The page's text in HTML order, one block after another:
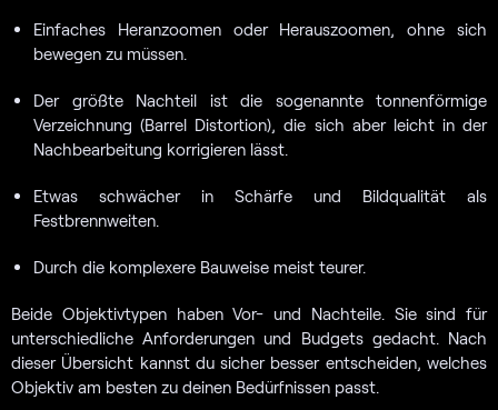
Einfaches Heranzoomen oder Herauszoomen, ohne sich
bewegen zu müssen.
Der größte Nachteil ist die sogenannte tonnenförmige
Verzeichnung (Barrel Distortion), die sich aber leicht in der
Nachbearbeitung korrigieren lässt.
Etwas schwächer in Schärfe und Bildqualität als
Festbrennweiten.
Durch die komplexere Bauweise meist teurer.
Beide Objektivtypen haben Vor- und Nachteile. Sie sind für
unterschiedliche Anforderungen und Budgets gedacht. Nach
dieser Übersicht kannst du sicher besser entscheiden, welches
Objektiv am besten zu deinen Bedürfnissen passt.